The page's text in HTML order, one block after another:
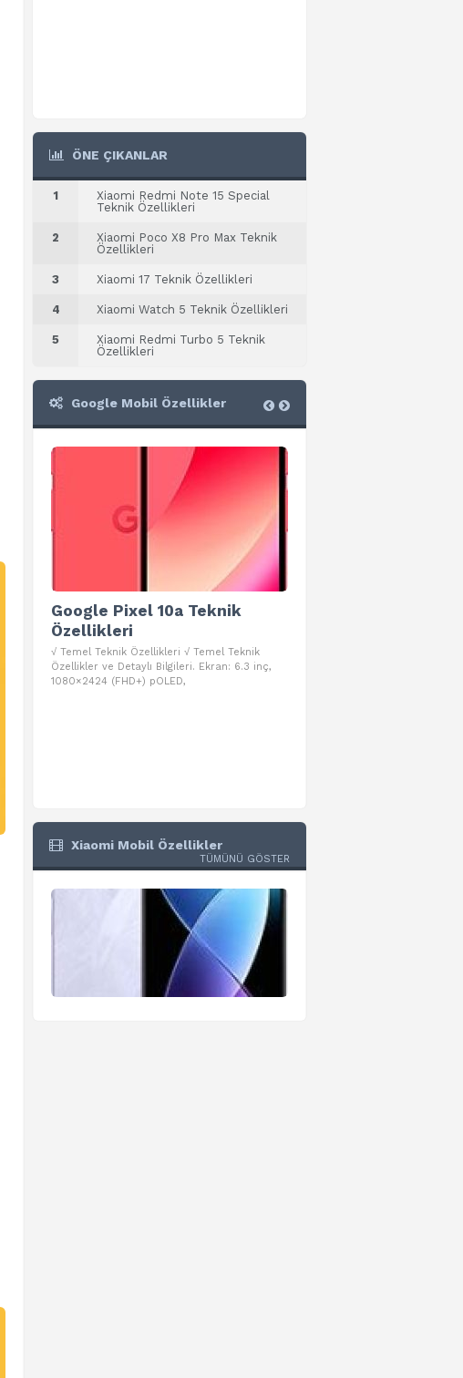
ÖNE ÇIKANLAR
1
Xiaomi Redmi Note 15 Special
Teknik Özellikleri
2
Xiaomi Poco X8 Pro Max Teknik
Özellikleri
3 Xiaomi 17 Teknik Özellikleri
4 Xiaomi Watch 5 Teknik Özellikleri
5
Xiaomi Redmi Turbo 5 Teknik
Özellikleri
Google Mobil Özellikler
Google Pixel 10a Teknik
Özellikleri
√ Temel Teknik Özellikleri √ Temel Teknik
Özellikler ve Detaylı Bilgileri. Ekran: 6.3 inç,
1080×2424 (FHD+) pOLED,
Xiaomi Mobil Özellikler
TÜMÜNÜ GÖSTER